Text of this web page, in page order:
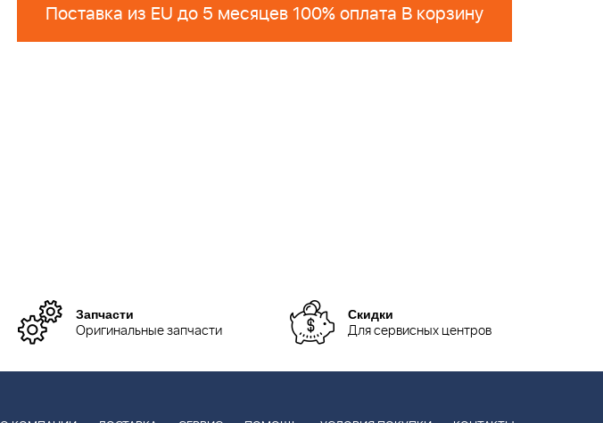
Поставка из EU до 5 месяцев 100% оплата В корзину
Запчасти
Оригинальные запчасти
Скидки
Для сервисных центров